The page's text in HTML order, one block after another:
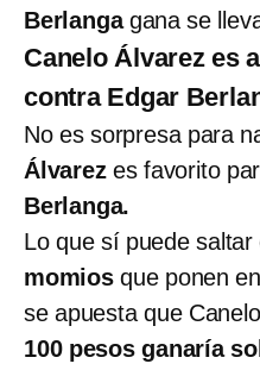
Berlangagana se
Canelo Álvarez es
contra Edgar
No es sorpresa para
Álvarezes favorito
Berlanga.
Lo que sí puede
momiosque ponen en
se apuesta que
100 pesos ganaría